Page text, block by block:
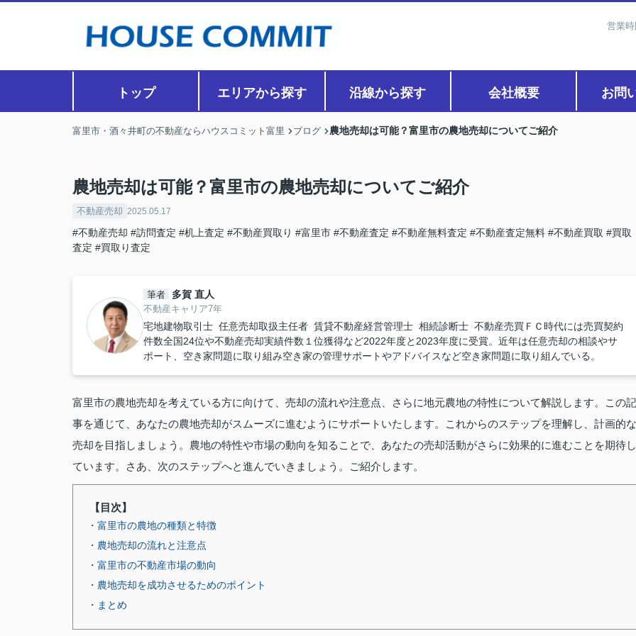
営業
トップ エリアから探す 沿線から探す 会社概要 お問
富里市・酒々井町の不動産ならハウスコミット富里 ブログ 農地売却は可能？富里市の農地売却についてご紹介
農地売却は可能？富里市の農地売却についてご紹介
不動産売却 2025.05.17
#不動産売却 #訪問査定 #机上査定 #不動産買取り #富里市 #不動産査定 #不動産無料査定 #不動産査定無料 #不動産買取 #買取
査定 #買取り査定
筆者 多賀 直人
不動産キャリア7年
宅地建物取引士 任意売却取扱主任者 賃貸不動産経営管理士 相続診断士 不動産売買ＦＣ時代には売買契約
件数全国24位や不動産売却実績件数１位獲得など2022年度と2023年度に受賞。近年は任意売却の相談やサ
ポート、空き家問題に取り組み空き家の管理サポートやアドバイスなど空き家問題に取り組んでいる。
富里市の農地売却を考えている方に向けて、売却の流れや注意点、さらに地元農地の特性について解説します。この記
事を通じて、あなたの農地売却がスムーズに進むようにサポートいたします。これからのステップを理解し、計画的な
売却を目指しましょう。農地の特性や市場の動向を知ることで、あなたの売却活動がさらに効果的に進むことを期待し
ています。さあ、次のステップへと進んでいきましょう。ご紹介します。
【目次】
・富里市の農地の種類と特徴
・農地売却の流れと注意点
・富里市の不動産市場の動向
・農地売却を成功させるためのポイント
・まとめ